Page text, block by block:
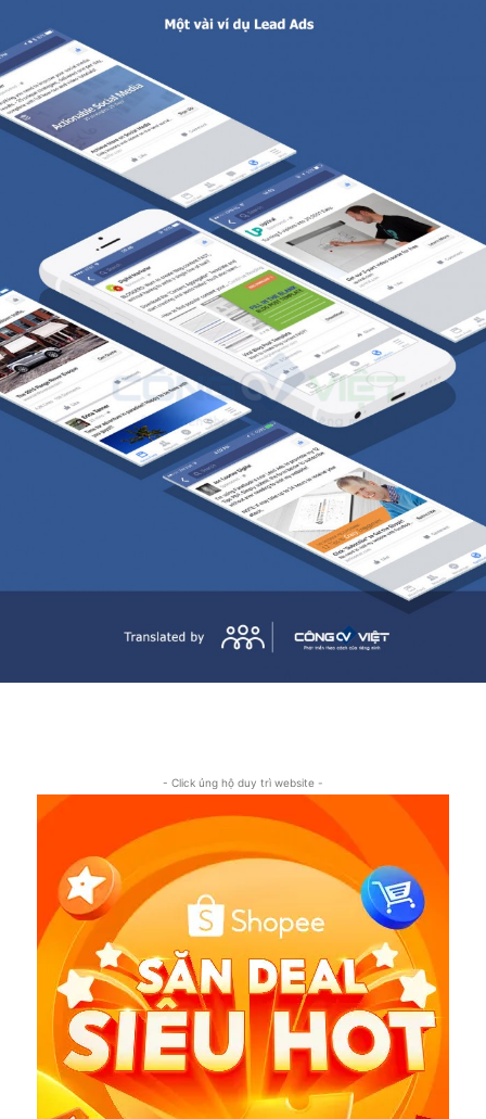
- Click ủng hộ duy trì website -